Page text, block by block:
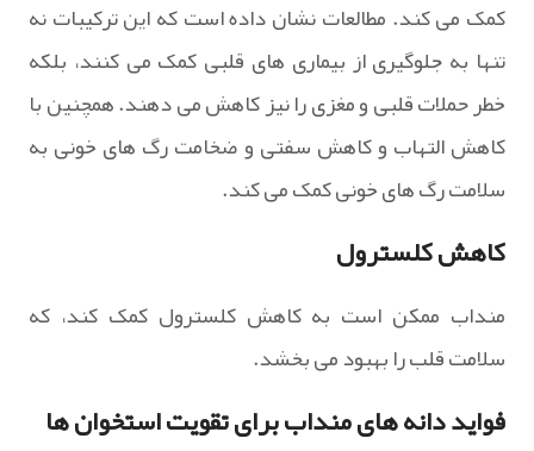
کمک می کند. مطالعات نشان داده است که این ترکیبات نه
تنها به جلوگیری از بیماری های قلبی کمک می کنند، بلکه
خطر حملات قلبی و مغزی را نیز کاهش می دهند. همچنین با
کاهش التهاب و کاهش سفتی و ضخامت رگ های خونی به
سلامت رگ های خونی کمک می کند.
کاهش کلسترول
منداب ممکن است به کاهش کلسترول کمک کند، که
سلامت قلب را بهبود می بخشد.
فواید دانه های منداب برای تقویت استخوان ها